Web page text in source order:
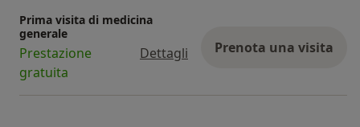
Prima visita di medicina
generale
Prestazione
gratuita
Dettagli Prenota una visita